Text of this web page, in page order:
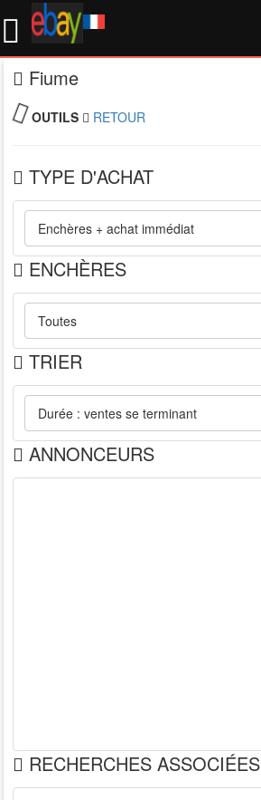
Fiume
OUTILS RETOUR
TYPE D'ACHAT
ENCHÈRES
TRIER
ANNONCEURS
RECHERCHES ASSOCIÉES